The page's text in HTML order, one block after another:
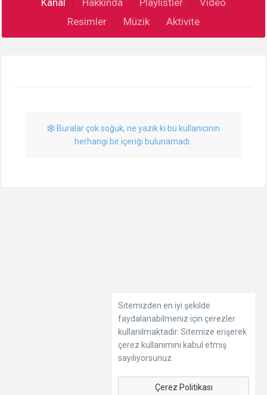
Kanal Hakkında Playlistler
Video
Resimler
Müzik Aktivite
Buralar çok soğuk, ne yazık ki bu kullanıcının
herhangi bir içeriği bulunamadı..
Sitemizden en iyi şekilde
faydalanabilmeniz için çerezler
kullanılmaktadır. Sitemize erişerek
çerez kullanımını kabul etmiş
sayılıyorsunuz.
Çerez Politikası